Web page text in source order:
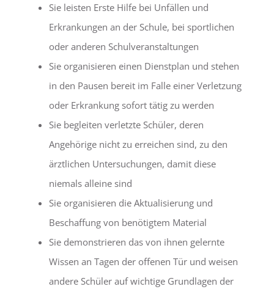
Sie leisten Erste Hilfe bei Unfällen und
Erkrankungen an der Schule, bei sportlichen
oder anderen Schulveranstaltungen
Sie organisieren einen Dienstplan und stehen
in den Pausen bereit im Falle einer Verletzung
oder Erkrankung sofort tätig zu werden
Sie begleiten verletzte Schüler, deren
Angehörige nicht zu erreichen sind, zu den
ärztlichen Untersuchungen, damit diese
niemals alleine sind
Sie organisieren die Aktualisierung und
Beschaffung von benötigtem Material
Sie demonstrieren das von ihnen gelernte
Wissen an Tagen der offenen Tür und weisen
andere Schüler auf wichtige Grundlagen der